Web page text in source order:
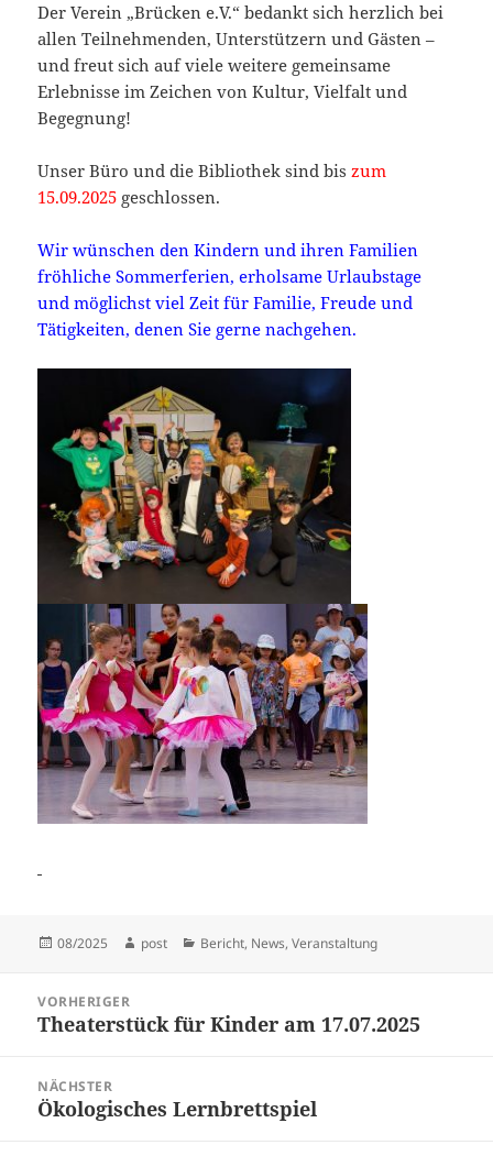
Der Verein „Brücken e.V.“ bedankt sich herzlich bei
allen Teilnehmenden, Unterstützern und Gästen –
und freut sich auf viele weitere gemeinsame
Erlebnisse im Zeichen von Kultur, Vielfalt und
Begegnung!
Unser Büro und die Bibliothek sind biszum
15.09.2025 geschlossen.
Wir wünschen den Kindern und ihren Familien
fröhliche Sommerferien, erholsame Urlaubstage
und möglichst viel Zeit für Familie, Freude und
Tätigkeiten, denen Sie gerne nachgehen.
Veröffentlicht
08/2025 Autor
post Kategorien
Bericht, News,Veranstaltung
VORHERIGER
Vorheriger
Theaterstück für Kinder am 17.07.2025
NÄCHSTER
Nächster
Ökologisches Lernbrettspiel